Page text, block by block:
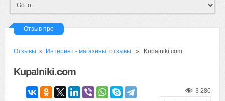
Отзыв про
Отзывы » Интернет - магазины: отзывы » Kupalniki.com
Kupalniki.com
3 280